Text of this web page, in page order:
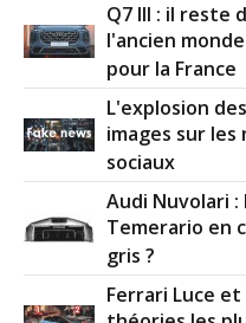
Q7 III : il reste
l'ancien
pour la France
L'explosion
images sur les
sociaux
Audi Nuvolari :
Temerario en
gris ?
Ferrari Luce et